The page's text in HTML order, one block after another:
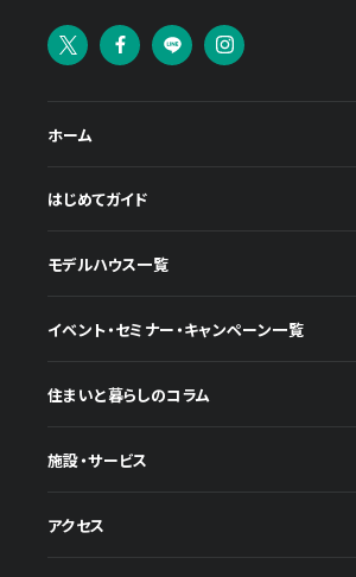
ホーム
はじめてガイド
モデルハウス一覧
イベント・セミナー・キャンペーン一覧
住まいと暮らしのコラム
施設・サービス
アクセス